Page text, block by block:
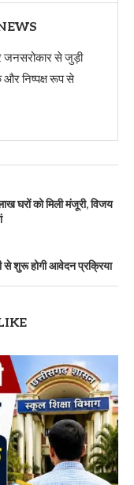
जनसरोकार से जुड़ी
निष्पक्ष रूप से
घरों को मिली मंजूरी, विजय
शुरू होगी आवेदन प्रक्रिया